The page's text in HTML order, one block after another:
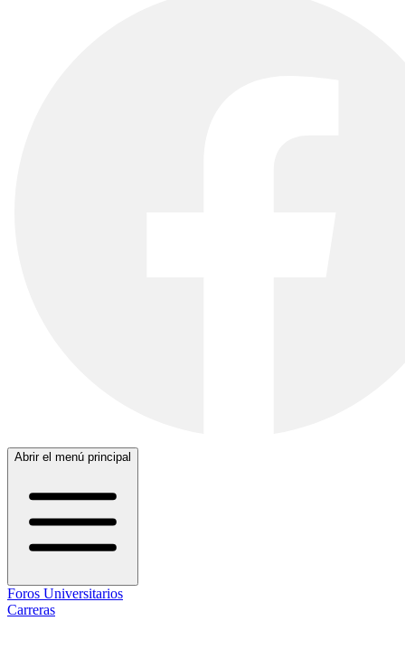
Abrir el menú principal
Foros Universitarios
Carreras